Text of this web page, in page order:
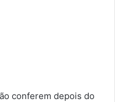
conferem depois do